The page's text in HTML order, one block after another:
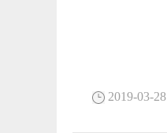
2019-03-